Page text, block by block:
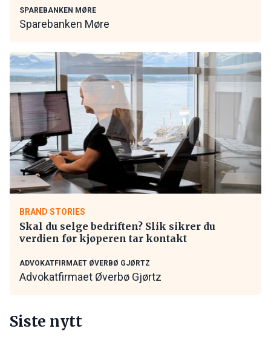
SPAREBANKEN MØRE
Sparebanken Møre
BRAND STORIES
Skal du selge bedriften? Slik sikrer du
verdien før kjøperen tar kontakt
ADVOKATFIRMAET ØVERBØ GJØRTZ
Advokatfirmaet Øverbø Gjørtz
Siste nytt